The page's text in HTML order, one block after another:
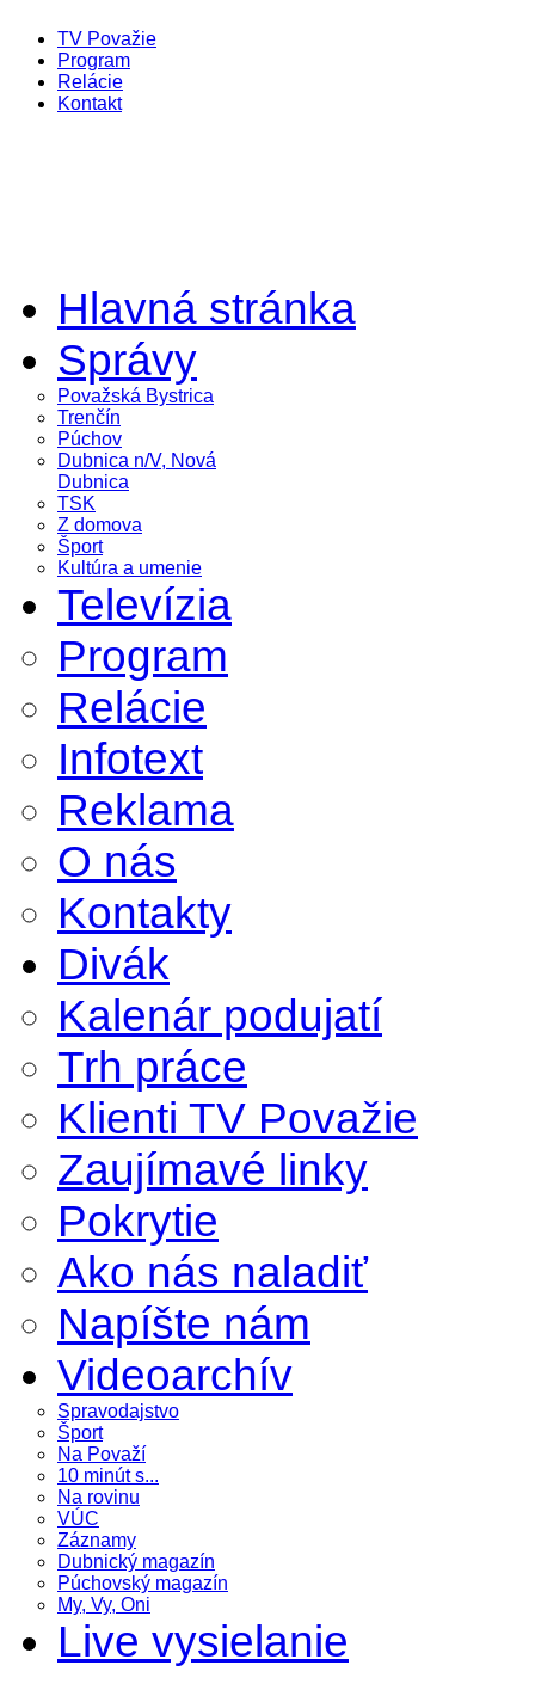
TV Považie
Program
Relácie
Kontakt
Hlavná stránka
Správy
Považská Bystrica
Trenčín
Púchov
Dubnica n/V, Nová
Dubnica
TSK
Z domova
Šport
Kultúra a umenie
Televízia
Program
Relácie
Infotext
Reklama
O nás
Kontakty
Divák
Kalenár podujatí
Trh práce
Klienti TV Považie
Zaujímavé linky
Pokrytie
Ako nás naladiť
Napíšte nám
Videoarchív
Spravodajstvo
Šport
Na Považí
10 minút s...
Na rovinu
VÚC
Záznamy
Dubnický magazín
Púchovský magazín
My, Vy, Oni
Live vysielanie